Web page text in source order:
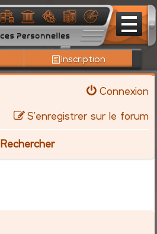
Inscription
Connexion
S’enregistrer sur le forum
Rechercher